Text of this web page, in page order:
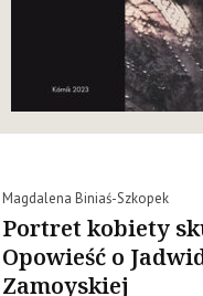
Magdalena Biniaś-Szkopek
Portret kobiety
Opowieść o
Zamoyskiej